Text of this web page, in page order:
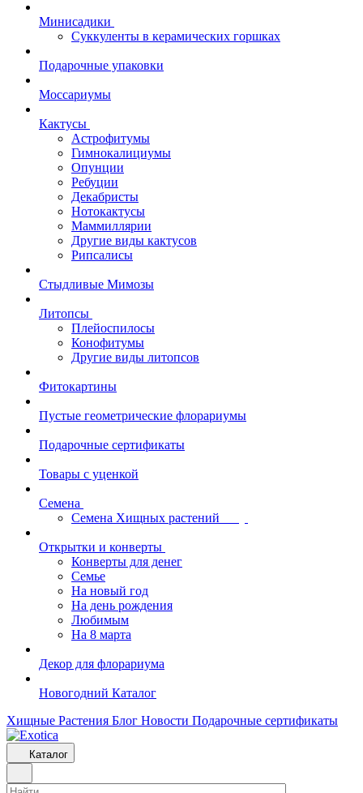
Минисадики
Суккуленты в керамических горшках
Подарочные упаковки
Моссариумы
Кактусы
Астрофитумы
Гимнокалициумы
Опунции
Ребуции
Декабристы
Нотокактусы
Маммиллярии
Другие виды кактусов
Рипсалисы
Стыдливые Мимозы
Литопсы
Плейоспилосы
Конофитумы
Другие виды литопсов
Фитокартины
Пустые геометрические флорариумы
Подарочные сертификаты
Товары с уценкой
Семена
Семена Хищных растений
Открытки и конверты
Конверты для денег
Семье
На новый год
На день рождения
Любимым
На 8 марта
Декор для флорариума
Новогодний Каталог
Хищные Растения Блог Новости Подарочные сертификаты
Каталог